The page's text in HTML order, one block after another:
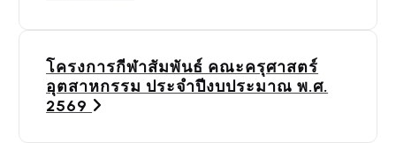
โครงการกีฬาสัมพันธ์ คณะครุศาสตร์
อุตสาหกรรม ประจำปีงบประมาณ พ.ศ.
2569